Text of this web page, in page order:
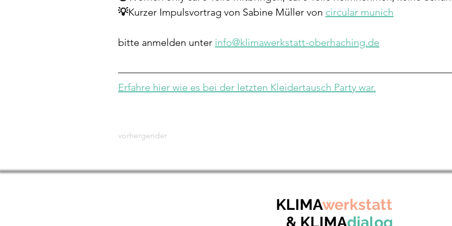
💡Kurzer Impulsvortrag von Sabine Müller von circular munich
bitte anmelden unter info@klimawerkstatt-oberhaching.de
Erfahre hier wie es bei der letzten Kleidertausch Party war.
vorhergender
KLIMAwerkstatt
& KLIMAdialog